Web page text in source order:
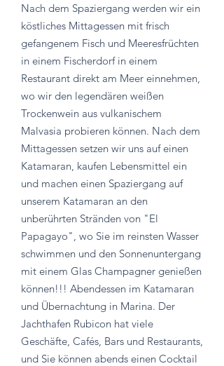
Nach dem Spaziergang werden wir ein
köstliches Mittagessen mit frisch
gefangenem Fisch und Meeresfrüchten
in einem Fischerdorf in einem
Restaurant direkt am Meer einnehmen,
wo wir den legendären weißen
Trockenwein aus vulkanischem
Malvasia probieren können. Nach dem
Mittagessen setzen wir uns auf einen
Katamaran, kaufen Lebensmittel ein
und machen einen Spaziergang auf
unserem Katamaran an den
unberührten Stränden von "El
Papagayo", wo Sie im reinsten Wasser
schwimmen und den Sonnenuntergang
mit einem Glas Champagner genießen
können!!! Abendessen im Katamaran
und Übernachtung in Marina. Der
Jachthafen Rubicon hat viele
Geschäfte, Cafés, Bars und Restaurants,
und Sie können abends einen Cocktail